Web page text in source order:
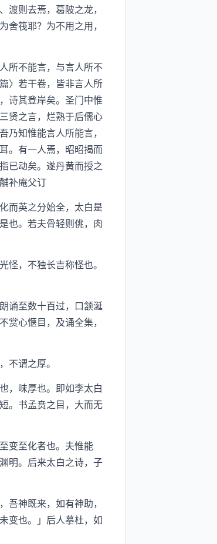
则去焉，葛陂之龙，
筏耶？为不用之用，
所不能言，与言人所不
〉若干卷，皆非言人所
诗其登岸矣。圣门中惟
贤之言，烂熟于后儒心
知惟能言人所能言，
。有一人焉，昭昭揭而
已动矣。遂丹黄而授之
补庵父订
而英之分始全，太白是
也。若夫骨轻则佻，肉
，不独长吉称怪也。
诵至数十百过，口颔涎
心惬目，及诵全集，
谓之厚。
，味厚也。即如李太白
。书孟贲之目，大而无
变至化者也。夫惟能
明。后来太白之诗，子
神既来，如有神助，
变也。」后人摹杜，如